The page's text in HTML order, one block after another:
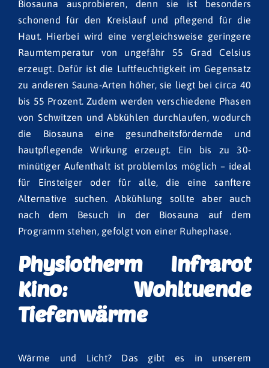
Biosauna ausprobieren, denn sie ist besonders
schonend für den Kreislauf und pflegend für die
Haut. Hierbei wird eine vergleichsweise geringere
Raumtemperatur von ungefähr 55 Grad Celsius
erzeugt. Dafür ist die Luftfeuchtigkeit im Gegensatz
zu anderen Sauna-Arten höher, sie liegt bei circa 40
bis 55 Prozent. Zudem werden verschiedene Phasen
von Schwitzen und Abkühlen durchlaufen, wodurch
die Biosauna eine gesundheitsfördernde und
hautpflegende Wirkung erzeugt. Ein bis zu 30-
minütiger Aufenthalt ist problemlos möglich – ideal
für Einsteiger oder für alle, die eine sanftere
Alternative suchen. Abkühlung sollte aber auch
nach dem Besuch in der Biosauna auf dem
Programm stehen, gefolgt von einer Ruhephase.
Physiotherm Infrarot
Kino: Wohltuende
Tiefenwärme
Wärme und Licht? Das gibt es in unserem